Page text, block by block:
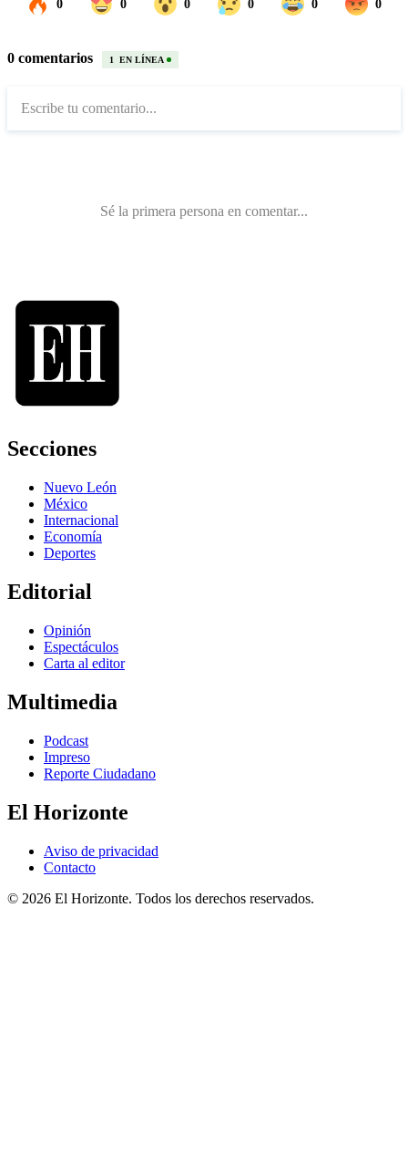
Secciones
Nuevo León
México
Internacional
Economía
Deportes
Editorial
Opinión
Espectáculos
Carta al editor
Multimedia
Podcast
Impreso
Reporte Ciudadano
El Horizonte
Aviso de privacidad
Contacto
© 2026 El Horizonte. Todos los derechos reservados.